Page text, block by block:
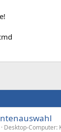
Desktop-Computer: